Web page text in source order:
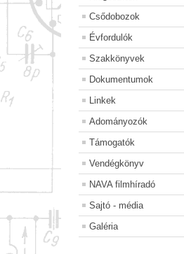
Csődobozok
Évfordulók
Szakkönyvek
Dokumentumok
Linkek
Adományozók
Támogatók
Vendégkönyv
NAVA filmhíradó
Sajtó - média
Galéria